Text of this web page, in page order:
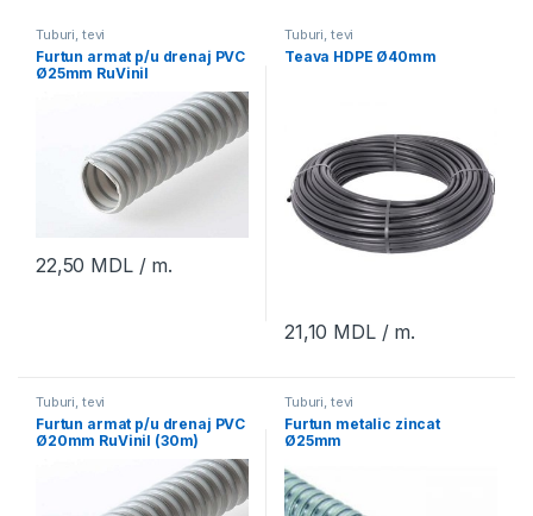
Tuburi, tevi
Furtun armat p/u drenaj PVC
Ø25mm RuVinil
22,50 MDL/ m.
Tuburi, tevi
Teava HDPE Ø40mm
21,10 MDL/ m.
Tuburi, tevi
Furtun armat p/u drenaj PVC
Ø20mm RuVinil (30m)
Tuburi, tevi
Furtun metalic zincat
Ø25mm